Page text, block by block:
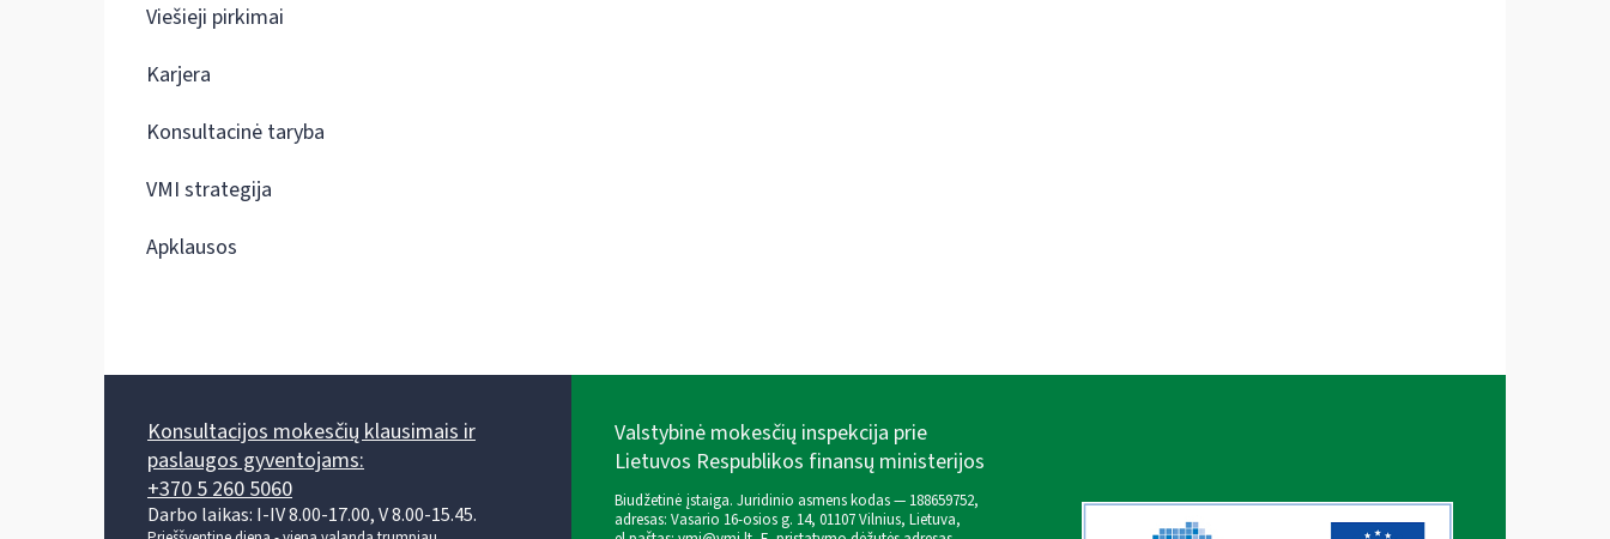
Viešieji pirkimai
Karjera
Konsultacinė taryba
VMI strategija
Apklausos
Konsultacijos mokesčių klausimais ir
paslaugos gyventojams:
+370 5 260 5060
Darbo laikas: I-IV 8.00-17.00, V 8.00-15.45.
Valstybinė mokesčių inspekcija prie
Lietuvos Respublikos finansų ministerijos
Biudžetinė įstaiga. Juridinio asmens kodas — 188659752,
adresas: Vasario 16-osios g. 14, 01107 Vilnius, Lietuva,